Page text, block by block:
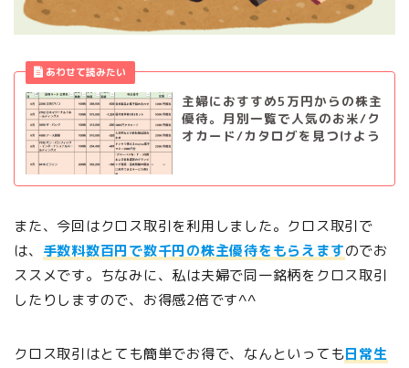
主婦におすすめ5万円からの株主
優待。月別一覧で人気のお米/ク
オカード/カタログを見つけよう
また、今回はクロス取引を利用しました。クロス取引で
は、 手数料数百円で数千円の株主優待をもらえますのでお
ススメです。ちなみに、私は夫婦で同一銘柄をクロス取引
したりしますので、お得感2倍です^^
クロス取引はとても簡単でお得で、なんといっても日常生